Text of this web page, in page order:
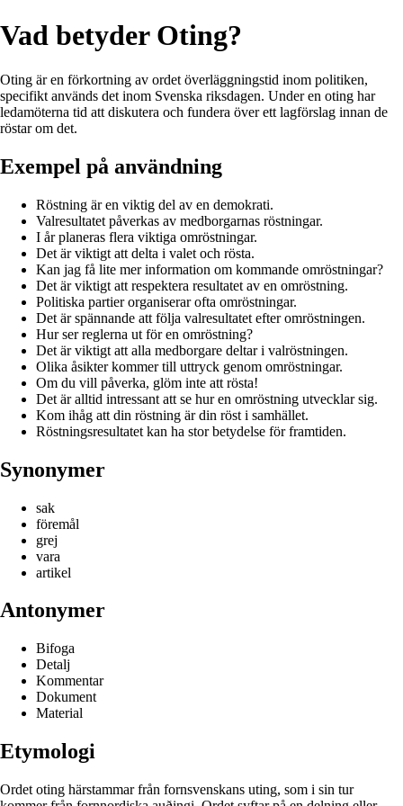
Vad betyder Oting?
Oting är en förkortning av ordet överläggningstid inom politiken,
specifikt används det inom Svenska riksdagen. Under en oting har
ledamöterna tid att diskutera och fundera över ett lagförslag innan de
röstar om det.
Exempel på användning
Röstning är en viktig del av en demokrati.
Valresultatet påverkas av medborgarnas röstningar.
I år planeras flera viktiga omröstningar.
Det är viktigt att delta i valet och rösta.
Kan jag få lite mer information om kommande omröstningar?
Det är viktigt att respektera resultatet av en omröstning.
Politiska partier organiserar ofta omröstningar.
Det är spännande att följa valresultatet efter omröstningen.
Hur ser reglerna ut för en omröstning?
Det är viktigt att alla medborgare deltar i valröstningen.
Olika åsikter kommer till uttryck genom omröstningar.
Om du vill påverka, glöm inte att rösta!
Det är alltid intressant att se hur en omröstning utvecklar sig.
Kom ihåg att din röstning är din röst i samhället.
Röstningsresultatet kan ha stor betydelse för framtiden.
Synonymer
sak
föremål
grej
vara
artikel
Antonymer
Bifoga
Detalj
Kommentar
Dokument
Material
Etymologi
Ordet oting härstammar från fornsvenskans uting, som i sin tur